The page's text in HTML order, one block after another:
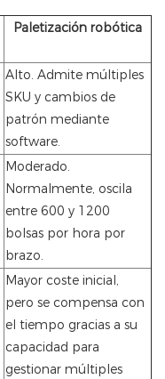
Paletización robótica
Alto. Admite múltiples
SKU y cambios de
patrón mediante
software.
Moderado.
Normalmente, oscila
entre 600 y 1200
bolsas por hora por
brazo.
Mayor coste inicial,
pero se compensa con
el tiempo gracias a su
capacidad para
gestionar múltiples